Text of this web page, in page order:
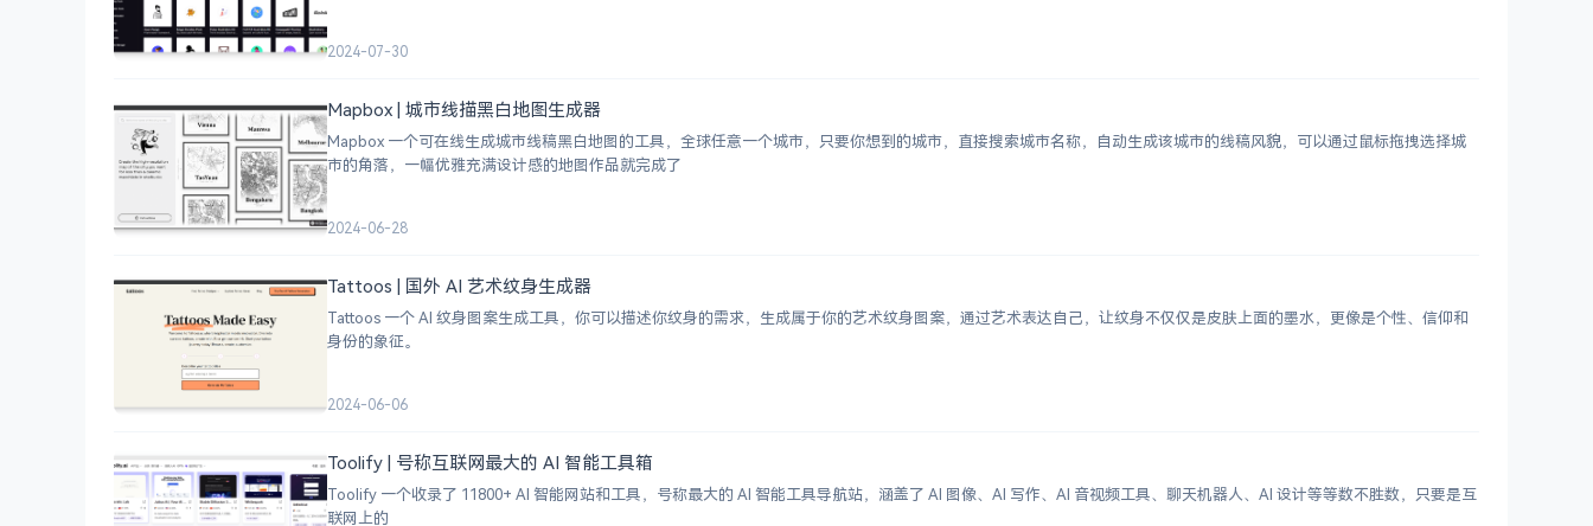
2024-07-30
Mapbox | 城市线描黑白地图生成器
Mapbox 一个可在线生成城市线稿黑白地图的工具，全球任意一个城市，只要你想到的城市，直接搜索城市名称，自动生成该城市的线稿风貌，可以通过鼠标拖拽选择城
市的角落，一幅优雅充满设计感的地图作品就完成了
2024-06-28
Tattoos | 国外 AI 艺术纹身生成器
Tattoos 一个 AI 纹身图案生成工具，你可以描述你纹身的需求，生成属于你的艺术纹身图案，通过艺术表达自己，让纹身不仅仅是皮肤上面的墨水，更像是个性、信仰和
身份的象征。
2024-06-06
Toolify | 号称互联网最大的 AI 智能工具箱
Toolify 一个收录了 11800+ AI 智能网站和工具，号称最大的 AI 智能工具导航站，涵盖了 AI 图像、AI 写作、AI 音视频工具、聊天机器人、AI 设计等等数不胜数，只要是互
联网上的